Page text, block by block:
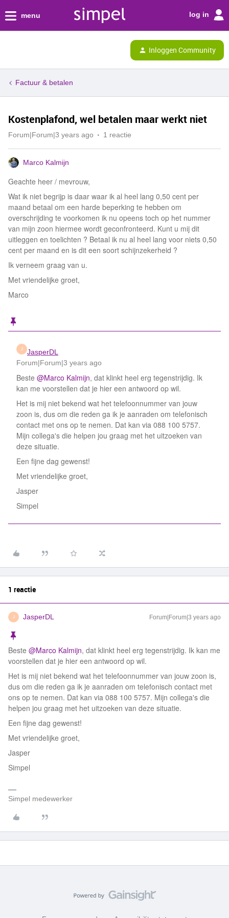
menu log in
Inloggen Community
Factuur & betalen
Kostenplafond, wel betalen maar werkt niet
Forum|Forum|3 years ago 1 reactie
Marco Kalmijn
Geachte heer / mevrouw,
Wat ik niet begrijp is daar waar ik al heel lang 0,50 cent per
maand betaal om een harde beperking te hebben om
overschrijding te voorkomen ik nu opeens toch op het nummer
van mijn zoon hiermee wordt geconfronteerd. Kunt u mij dit
uitleggen en toelichten ? Betaal ik nu al heel lang voor niets 0,50
cent per maand en is dit een soort schijnzekerheid ?
Ik verneem graag van u.
Met vriendelijke groet,
Marco
J
JasperDL
Forum|Forum|3 years ago
Beste @Marco Kalmijn, dat klinkt heel erg tegenstrijdig. Ik
kan me voorstellen dat je hier een antwoord op wil.
Het is mij niet bekend wat het telefoonnummer van jouw
zoon is, dus om die reden ga ik je aanraden om telefonisch
contact met ons op te nemen. Dat kan via 088 100 5757.
Mijn collega's die helpen jou graag met het uitzoeken van
deze situatie.
Een fijne dag gewenst!
Met vriendelijke groet,
Jasper
Simpel
1 reactie
J JasperDL Forum|Forum|3 years ago
Beste @Marco Kalmijn, dat klinkt heel erg tegenstrijdig. Ik kan me
voorstellen dat je hier een antwoord op wil.
Het is mij niet bekend wat het telefoonnummer van jouw zoon is,
dus om die reden ga ik je aanraden om telefonisch contact met
ons op te nemen. Dat kan via 088 100 5757. Mijn collega's die
helpen jou graag met het uitzoeken van deze situatie.
Een fijne dag gewenst!
Met vriendelijke groet,
Jasper
Simpel
Simpel medewerker